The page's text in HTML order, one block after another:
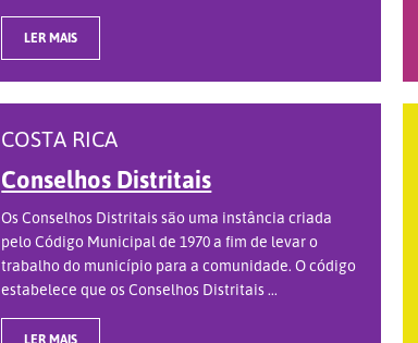
LER MAIS
COSTA RICA
Conselhos Distritais
Os Conselhos Distritais são uma instância criada
pelo Código Municipal de 1970 a fim de levar o
trabalho do município para a comunidade. O código
estabelece que os Conselhos Distritais ...
LER MAIS